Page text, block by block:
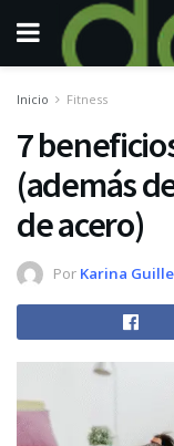
Inicio Fitness
7
(además
de acero)
Por Karina